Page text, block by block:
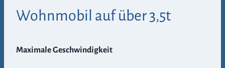
Wohnmobil auf über 3,5t
Maximale Geschwindigkeit